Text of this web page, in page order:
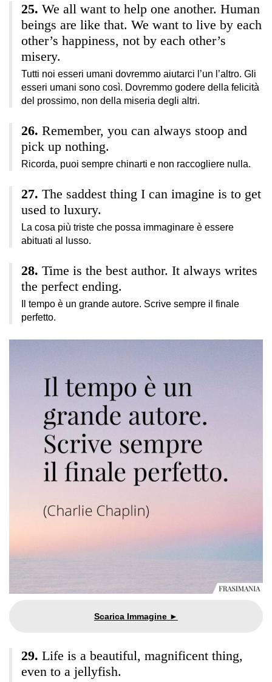
We all want to help one another. Human
beings are like that. We want to live by each
other’s happiness, not by each other’s
misery.
Tutti noi esseri umani dovremmo aiutarci l’un l’altro. Gli
esseri umani sono così. Dovremmo godere della felicità
del prossimo, non della miseria degli altri.
Remember, you can always stoop and
pick up nothing.
Ricorda, puoi sempre chinarti e non raccogliere nulla.
The saddest thing I can imagine is to get
used to luxury.
La cosa più triste che possa immaginare è essere
abituati al lusso.
Time is the best author. It always writes
the perfect ending.
Il tempo è un grande autore. Scrive sempre il finale
perfetto.
Life is a beautiful, magnificent thing,
even to a jellyfish.